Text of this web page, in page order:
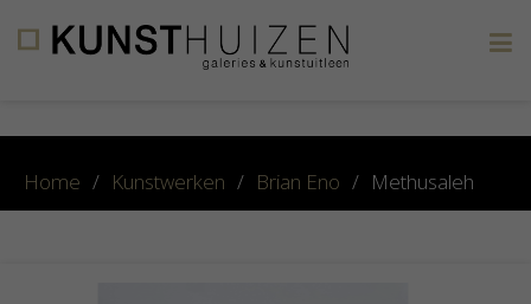
Home / Kunstwerken / Brian Eno / Methusaleh